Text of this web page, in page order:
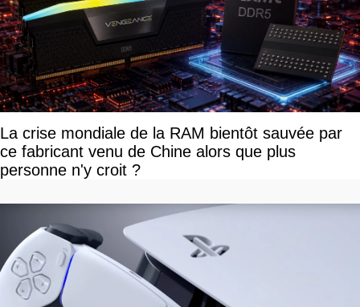
La crise mondiale de la RAM bientôt sauvée par
ce fabricant venu de Chine alors que plus
personne n'y croit ?